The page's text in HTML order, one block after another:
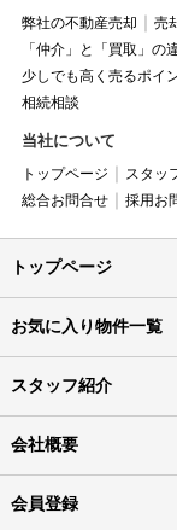
弊社の不動産売却 売
「仲介」と「買取」の
少しでも高く売るポイ
相続相談
当社について
トップページ スタッ
総合お問合せ
採用お
トップページ
お気に入り物件一覧
スタッフ紹介
会社概要
会員登録